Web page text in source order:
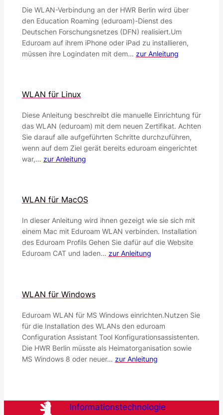
Die WLAN-Verbindung an der HWR Berlin wird über
den Education Roaming (eduroam)-Dienst des
Deutschen Forschungsnetzes (DFN) realisiert.Um
Eduroam auf ihrem iPhone oder iPad zu installieren,
müssen ihre Logindaten mit dem… zur Anleitung
WLAN für Linux
Diese Anleitung beschreibt die manuelle Einrichtung für
das WLAN (eduroam) mit dem neuen Zertifikat. Achten
Sie darauf alle aufgeführten Schritte durchzuführen,
wenn auf dem Ziel gerät bereits eduroam eingerichtet
war,… zur Anleitung
WLAN für MacOS
In dieser Anleitung wird ihnen gezeigt wie sie sich mit
einem Mac mit Eduroam WLAN verbinden. Installation
des Eduroam Profils Gehen Sie dafür auf die Website
Eduroam CAT und laden… zur Anleitung
WLAN für Windows
Eduroam WLAN für MS Windows einrichten.Nutzen Sie
für die Installation des WLANs den eduroam
Configuration Assistant Tool Konfigurationsassistenten.
Die HWR Berlin müsste als Heimatorganisation sowie
MS Windows 8 oder neuer… zur Anleitung
Informationstechnologie